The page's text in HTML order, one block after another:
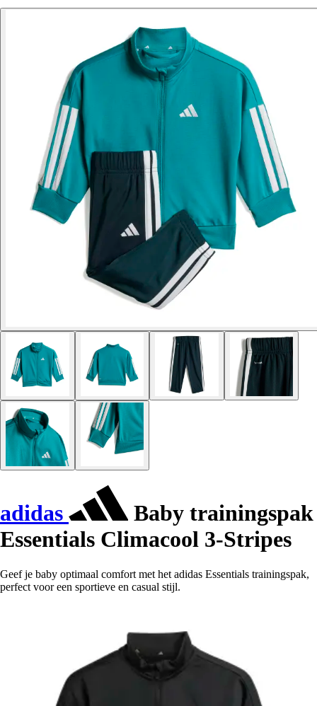
adidas
Baby trainingspak
Essentials Climacool 3-Stripes
Geef je baby optimaal comfort met het adidas Essentials trainingspak,
perfect voor een sportieve en casual stijl.